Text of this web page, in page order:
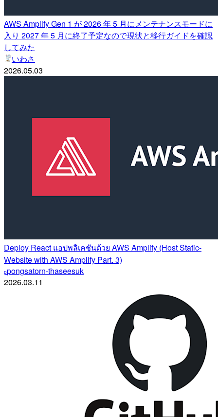
AWS Amplify Gen 1 が 2026 年 5 月にメンテナンスモードに
入り 2027 年 5 月に終了予定なので現状と移行ガイドを確認
してみた
いわさ
2026.05.03
Deploy React แอปพลิเคชันด้วย AWS Amplify (Host Static-
Website with AWS Amplify Part. 3)
ppongsatorn-thaseesuk
2026.03.11